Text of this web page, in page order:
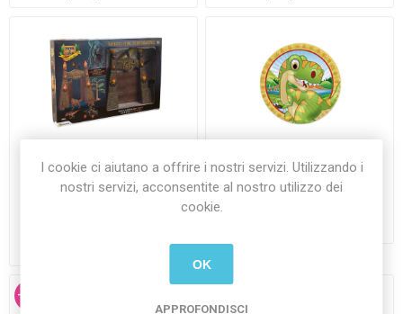
Parco dei Dinosauri
Piatti 18 cm Jurassic 8
pezzi - Dinosauri
-23%
I cookie ci aiutano a offrire i nostri servizi. Utilizzando i
nostri servizi, acconsentite al nostro utilizzo dei
cookie.
OK
APPROFONDISCI